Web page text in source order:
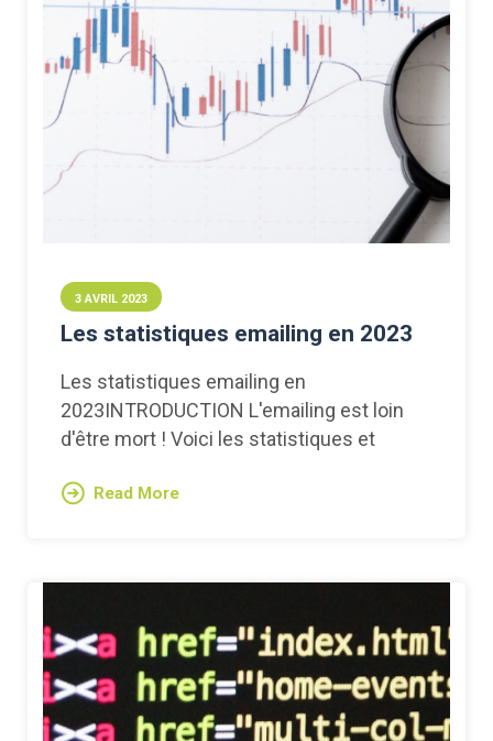
3 AVRIL 2023
Les statistiques emailing en 2023
Les statistiques emailing en
2023INTRODUCTION L'emailing est loin
d'être mort ! Voici les statistiques et
Read More